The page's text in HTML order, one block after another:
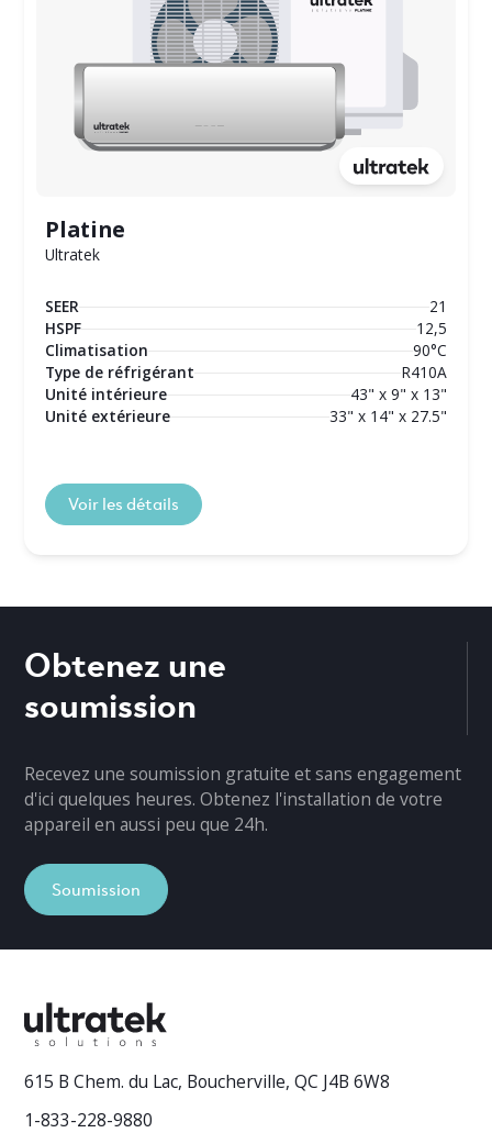
Platine
Ultratek
SEER
21
HSPF
12,5
Climatisation
90°C
Type de réfrigérant
R410A
Unité intérieure
43" x 9" x 13"
Unité extérieure
33" x 14" x 27.5"
Voir les détails
Obtenez une
soumission
Recevez une soumission gratuite et sans engagement
d'ici quelques heures. Obtenez l'installation de votre
appareil en aussi peu que 24h.
Soumission
615 B Chem. du Lac, Boucherville, QC J4B 6W8
1-833-228-9880